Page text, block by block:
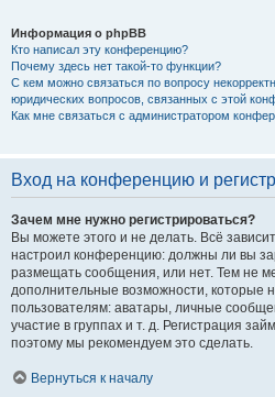
Информация о phpBB
Кто написал эту конференцию?
Почему здесь нет такой-то функции?
С кем можно связаться по вопросу
юридических вопросов, связанных с этой
Как мне связаться с администратором
Вход на конференцию и
Зачем мне нужно регистрироваться?
Вы можете этого и не делать. Всё
настроил конференцию: должны ли вы
размещать сообщения, или нет. Тем не
дополнительные возможности, которые
пользователям: аватары, личные
участие в группах и т. д. Регистрация
поэтому мы рекомендуем это сделать.
Вернуться к началу